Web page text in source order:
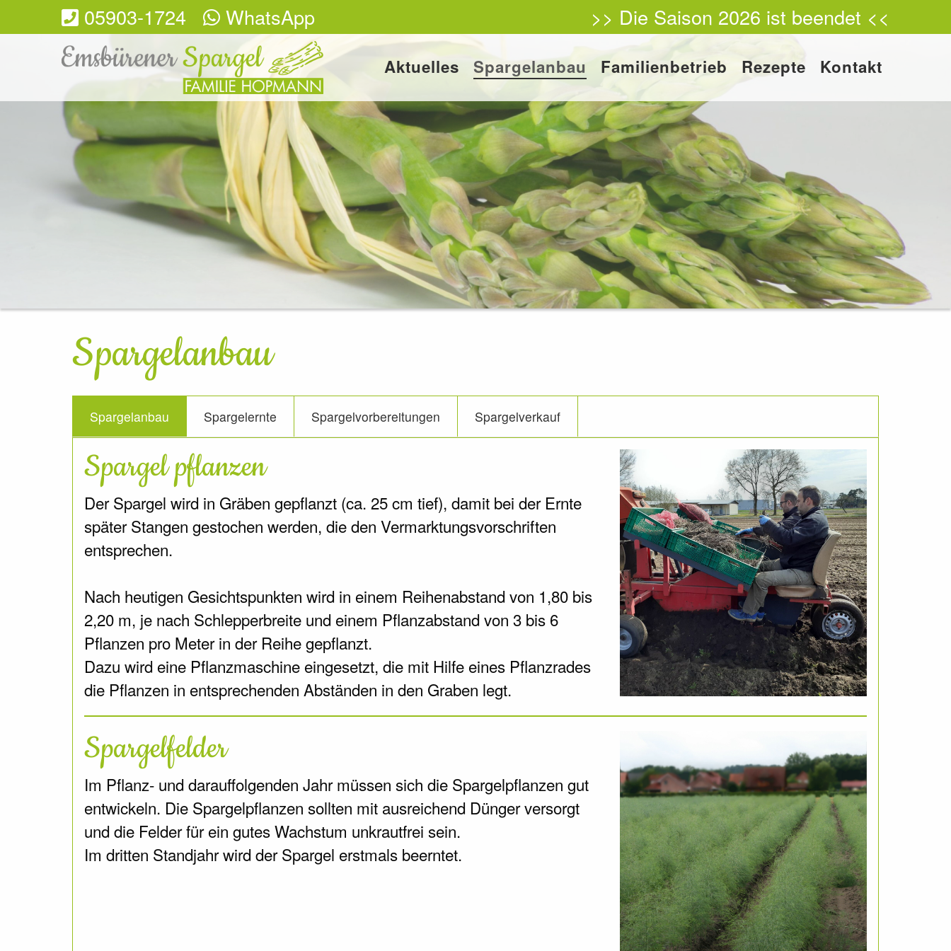
05903-1724 WhatsApp >> Die Saison 2026 ist beendet <<
Aktuelles Spargelanbau Familienbetrieb Rezepte Kontakt
Spargelanbau
Spargelanbau Spargelernte Spargelvorbereitungen Spargelverkauf
Spargel pflanzen
Der Spargel wird in Gräben gepflanzt (ca. 25 cm tief), damit bei der Ernte
später Stangen gestochen werden, die den Vermarktungsvorschriften
entsprechen.
Nach heutigen Gesichtspunkten wird in einem Reihenabstand von 1,80 bis
2,20 m, je nach Schlepperbreite und einem Pflanzabstand von 3 bis 6
Pflanzen pro Meter in der Reihe gepflanzt.
Dazu wird eine Pflanzmaschine eingesetzt, die mit Hilfe eines Pflanzrades
die Pflanzen in entsprechenden Abständen in den Graben legt.
Spargelfelder
Im Pflanz- und darauffolgenden Jahr müssen sich die Spargelpflanzen gut
entwickeln. Die Spargelpflanzen sollten mit ausreichend Dünger versorgt
und die Felder für ein gutes Wachstum unkrautfrei sein.
Im dritten Standjahr wird der Spargel erstmals beerntet.